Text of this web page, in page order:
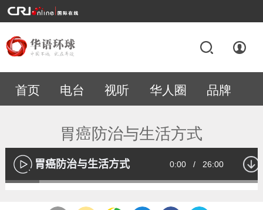
首页 电台 视听 华人圈 品牌
胃癌防治与生活方式
播
放
胃癌防治与生活方式 Current
0:00 / Duration
26:00
Loaded: